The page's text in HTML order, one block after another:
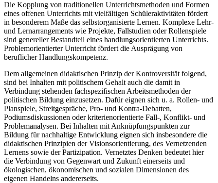
Die Kopplung von traditionellen Unterrichtsmethoden und Formen
eines offenen Unterrichts mit vielfältigen Schüleraktivitäten fördert
in besonderem Maße das selbstorganisierte Lernen. Komplexe Lehr-
und Lernarrangements wie Projekte, Fallstudien oder Rollenspiele
sind genereller Bestandteil eines handlungsorientierten Unterrichts.
Problemorientierter Unterricht fördert die Ausprägung von
beruflicher Handlungskompetenz.
Dem allgemeinen didaktischen Prinzip der Kontroversität folgend,
sind bei Inhalten mit politischem Gehalt auch die damit in
Verbindung stehenden fachspezifischen Arbeitsmethoden der
politischen Bildung einzusetzen. Dafür eignen sich u. a. Rollen- und
Planspiele, Streitgespräche, Pro- und Kontra-Debatten,
Podiumsdiskussionen oder kriterienorientierte Fall-, Konflikt- und
Problemanalysen. Bei Inhalten mit Anknüpfungspunkten zur
Bildung für nachhaltige Entwicklung eignen sich insbesondere die
didaktischen Prinzipien der Visionsorientierung, des Vernetzenden
Lernens sowie der Partizipation. Vernetztes Denken bedeutet hier
die Verbindung von Gegenwart und Zukunft einerseits und
ökologischen, ökonomischen und sozialen Dimensionen des
eigenen Handelns andererseits.